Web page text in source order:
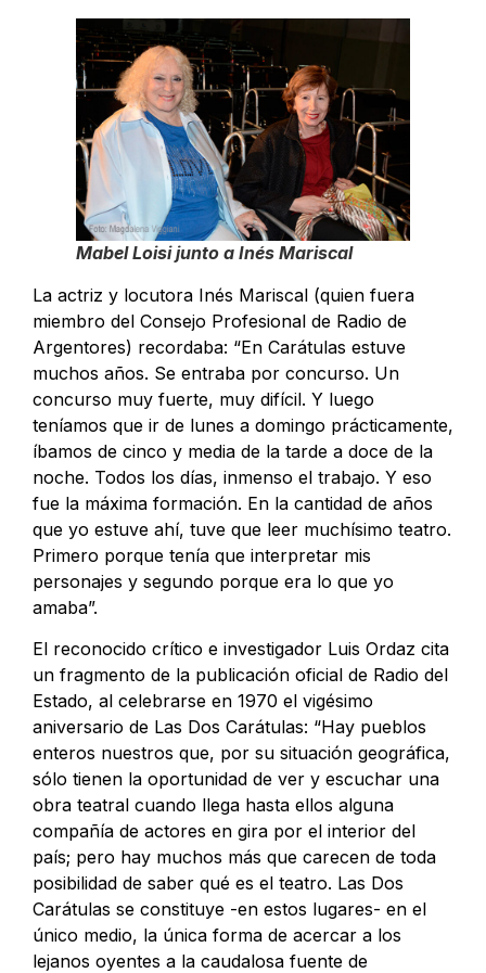
Mabel Loisi junto a Inés Mariscal
La actriz y locutora Inés Mariscal (quien fuera
miembro del Consejo Profesional de Radio de
Argentores) recordaba: “En Carátulas estuve
muchos años. Se entraba por concurso. Un
concurso muy fuerte, muy difícil. Y luego
teníamos que ir de lunes a domingo prácticamente,
íbamos de cinco y media de la tarde a doce de la
noche. Todos los días, inmenso el trabajo. Y eso
fue la máxima formación. En la cantidad de años
que yo estuve ahí, tuve que leer muchísimo teatro.
Primero porque tenía que interpretar mis
personajes y segundo porque era lo que yo
amaba”.
El reconocido crítico e investigador Luis Ordaz cita
un fragmento de la publicación oficial de Radio del
Estado, al celebrarse en 1970 el vigésimo
aniversario de Las Dos Carátulas: “Hay pueblos
enteros nuestros que, por su situación geográfica,
sólo tienen la oportunidad de ver y escuchar una
obra teatral cuando llega hasta ellos alguna
compañía de actores en gira por el interior del
país; pero hay muchos más que carecen de toda
posibilidad de saber qué es el teatro. Las Dos
Carátulas se constituye -en estos lugares- en el
único medio, la única forma de acercar a los
lejanos oyentes a la caudalosa fuente de